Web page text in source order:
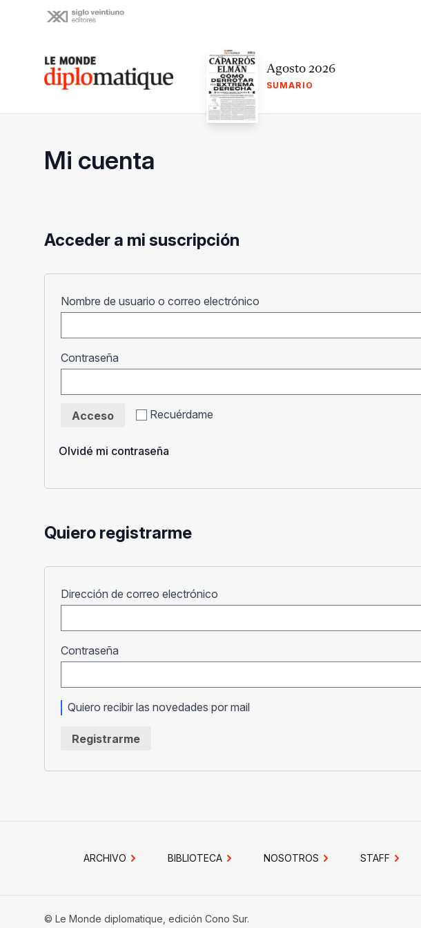
Le monde diplomatique Agosto 2026
SUMARIO
Mi cuenta
Acceder a mi suscripción
Nombre de usuario o correo electrónico
Contraseña
Recuérdame
Acceso
Olvidé mi contraseña
Quiero registrarme
Dirección de correo electrónico
Contraseña
Quiero recibir las novedades por mail
Registrarme
ARCHIVO BIBLIOTECA NOSOTROS STAFF
© Le Monde diplomatique, edición Cono Sur.